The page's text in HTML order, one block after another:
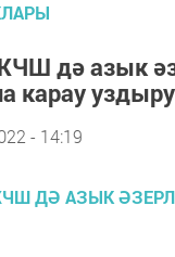
дә азык
карау уздыру
- 14:19